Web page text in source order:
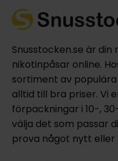
Snusstocken.se är
nikotinpåsar online.
sortiment av
alltid till bra priser. Vi
förpackningar i 10-,
välja det som passar
prova något nytt eller